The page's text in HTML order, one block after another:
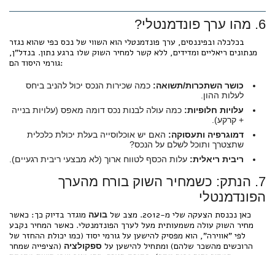
6. מהו ערך פונדמנטלי?
בכלכלה ובפיננסים, ערך פונדמנטלי הוא השווי של נכס כפי שהוא נגזר
מנתונים ריאליים ומדידים, ללא קשר למחיר השוק שלו ברגע נתון. בנדל"ן,
גורמי היסוד הם:
כושר השתכרות/תשואה: כמה שכירות הנכס יכול להניב ביחס
לעלות ההון.
עלויות חלופיות: כמה עולה לבנות נכס דומה מאפס (עלויות בנייה
+ קרקע).
דמוגרפיה ותעסוקה: האם יש אוכלוסייה בעלת יכולת כלכלית
שתצטרך ותוכל לשלם על הנכס?
ריבית ריאלית: עלות הכסף לטווח ארוך (לא מבצעי ריבית רגעיים).
7. הנתק: כשמחיר השוק בורח מהערך
הפונדמנטלי
כאן נכנסת הצעקה שלי מ-2012. מצב של בועה מוגדר בדיוק כך: כאשר
מחיר השוק עולה משמעותית מעל לערך הפונדמנטלי. כאשר המחיר נקבע
לפי "אווירה", הוא מפסיק להישען על גורמי יסוד (כמו יכולת ההחזר של
הרוכשים מהשכר שלהם) ומתחיל להישען על ספקולציה (הציפייה שמחר